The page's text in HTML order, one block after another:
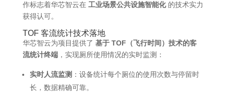
作标志着华芯智云在 工业场景公共设施智能化的技术实力
获得认可。
TOF 客流统计技术落地
华芯智云为项目提供了 基于 TOF（飞行时间）技术的客
流统计终端，实现厕所使用情况的实时监测：
实时人流监测 ：设备统计每个厕位的使用次数与停留时
长，数据精确可靠。